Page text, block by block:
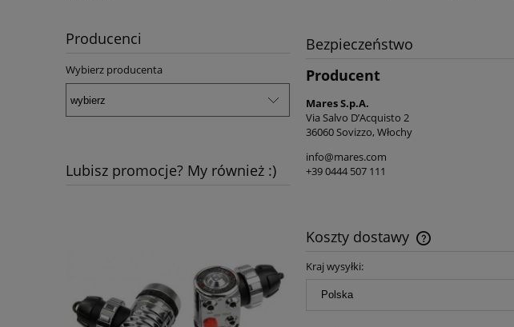
Producenci
Wybierz producenta
Lubisz promocje? My również :)
Bezpieczeństwo
Producent
Mares S.p.A.
Via Salvo D’Acquisto 2
36060 Sovizzo, Włochy
info@mares.com
+39 0444 507 111
Koszty dostawy
Kraj wysyłki: